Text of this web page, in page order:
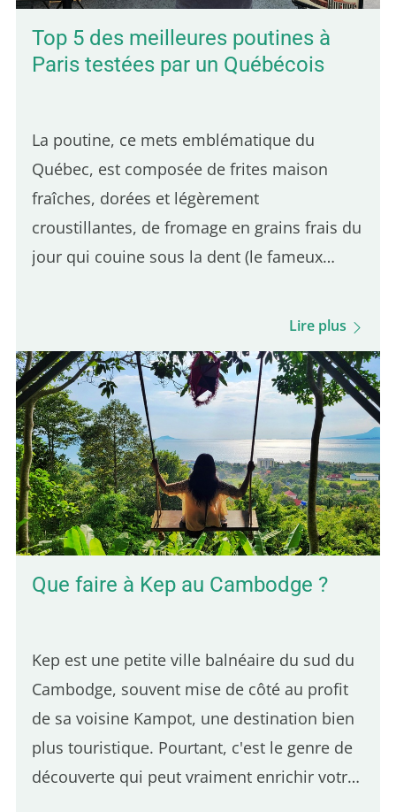
Top 5 des meilleures poutines à
Paris testées par un Québécois
La poutine, ce mets emblématique du
Québec, est composée de frites maison
fraîches, dorées et légèrement
croustillantes, de fromage en grains frais du
jour qui couine sous la dent (le fameux
brune subtilement salée. C'est l'équilibre de
bonne poutine du Québec. Même si
plusieurs adresses parisiennes en
proposent, une seule se démarque par son
authenticité québécoise. Voici 5 adresses
pour déguster une vraie poutine à Paris : 5e
position – Hot Corner : Une poutine halal à
bas prix Le Hot Corner est un petit…
Lire plus
Que faire à Kep au Cambodge ?
Kep est une petite ville balnéaire du sud du
Cambodge, souvent mise de côté au profit
de sa voisine Kampot, une destination bien
plus touristique. Pourtant, c'est le genre de
découverte qui peut vraiment enrichir votre